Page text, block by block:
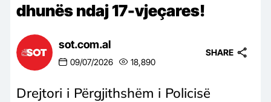
dhunës ndaj 17-vjeçares!
sot.com.al
09/07/2026 18,890
SHARE
Drejtori i Përgjithshëm i Policisë